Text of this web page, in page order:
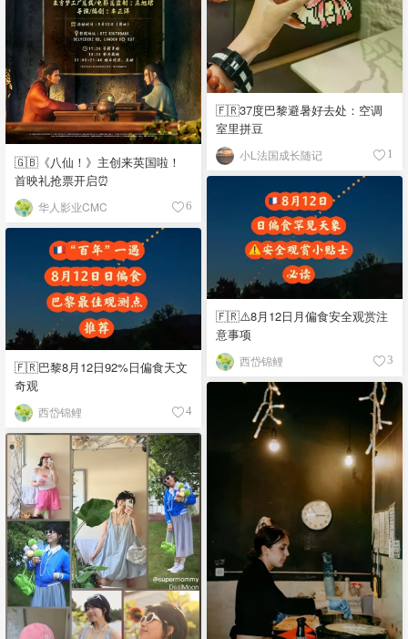
🇬🇧《八仙！》主创来英国啦！
首映礼抢票开启⏰
华人影业CMC 6
🇫🇷37度巴黎避暑好去处：空调
室里拼豆
小L法国成长随记 1
🇫🇷⚠️8月12日月偏食安全观赏注
意事项
西岱锦鲤 3
🇫🇷巴黎8月12日92%日偏食天文
奇观
西岱锦鲤 4